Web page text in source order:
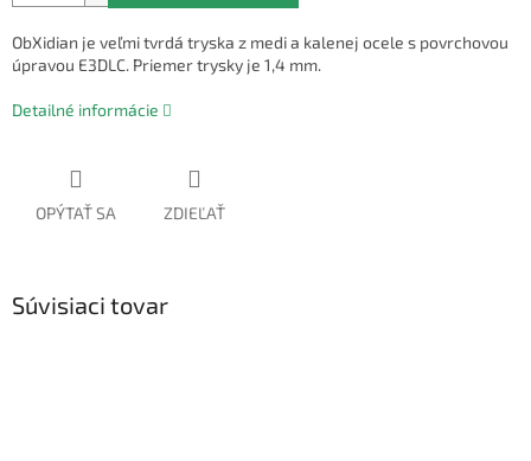
ObXidian je veľmi tvrdá tryska z medi a kalenej ocele s povrchovou
úpravou E3DLC. Priemer trysky je 1,4 mm.
Detailné informácie
OPÝTAŤ SA ZDIEĽAŤ
Súvisiaci tovar